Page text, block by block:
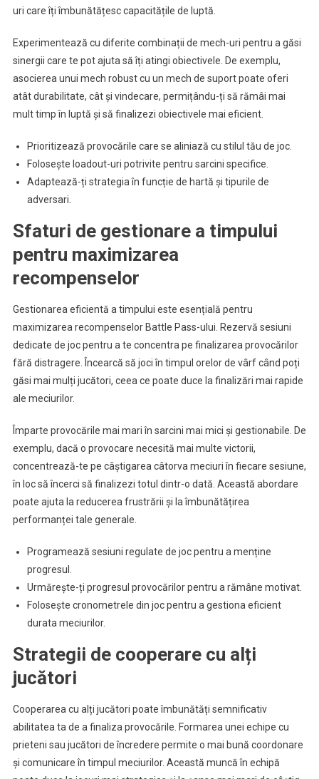
uri care îți îmbunătățesc capacitățile de luptă.
Experimentează cu diferite combinații de mech-uri pentru a găsi
sinergii care te pot ajuta să îți atingi obiectivele. De exemplu,
asocierea unui mech robust cu un mech de suport poate oferi
atât durabilitate, cât și vindecare, permițându-ți să rămâi mai
mult timp în luptă și să finalizezi obiectivele mai eficient.
Prioritizează provocările care se aliniază cu stilul tău de joc.
Folosește loadout-uri potrivite pentru sarcini specifice.
Adaptează-ți strategia în funcție de hartă și tipurile de
adversari.
Sfaturi de gestionare a timpului
pentru maximizarea
recompenselor
Gestionarea eficientă a timpului este esențială pentru
maximizarea recompenselor Battle Pass-ului. Rezervă sesiuni
dedicate de joc pentru a te concentra pe finalizarea provocărilor
fără distragere. Încearcă să joci în timpul orelor de vârf când poți
găsi mai mulți jucători, ceea ce poate duce la finalizări mai rapide
ale meciurilor.
Împarte provocările mai mari în sarcini mai mici și gestionabile. De
exemplu, dacă o provocare necesită mai multe victorii,
concentrează-te pe câștigarea câtorva meciuri în fiecare sesiune,
în loc să încerci să finalizezi totul dintr-o dată. Această abordare
poate ajuta la reducerea frustrării și la îmbunătățirea
performanței tale generale.
Programează sesiuni regulate de joc pentru a menține
progresul.
Urmărește-ți progresul provocărilor pentru a rămâne motivat.
Folosește cronometrele din joc pentru a gestiona eficient
durata meciurilor.
Strategii de cooperare cu alți
jucători
Cooperarea cu alți jucători poate îmbunătăți semnificativ
abilitatea ta de a finaliza provocările. Formarea unei echipe cu
prieteni sau jucători de încredere permite o mai bună coordonare
și comunicare în timpul meciurilor. Această muncă în echipă